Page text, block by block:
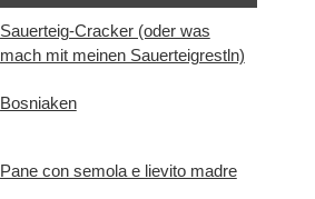
Sauerteig-Cracker (oder was
mach mit meinen Sauerteigrestln)
Bosniaken
Pane con semola e lievito madre